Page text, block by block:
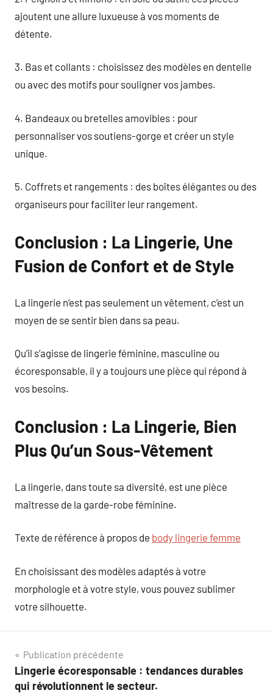
ajoutent une allure luxueuse à vos moments de
détente.
3. Bas et collants : choisissez des modèles en dentelle
ou avec des motifs pour souligner vos jambes.
4. Bandeaux ou bretelles amovibles : pour
personnaliser vos soutiens-gorge et créer un style
unique.
5. Coffrets et rangements : des boîtes élégantes ou des
organiseurs pour faciliter leur rangement.
Conclusion : La Lingerie, Une
Fusion de Confort et de Style
La lingerie n’est pas seulement un vêtement, c’est un
moyen de se sentir bien dans sa peau.
Qu’il s’agisse de lingerie féminine, masculine ou
écoresponsable, il y a toujours une pièce qui répond à
vos besoins.
Conclusion : La Lingerie, Bien
Plus Qu’un Sous-Vêtement
La lingerie, dans toute sa diversité, est une pièce
maîtresse de la garde-robe féminine.
Texte de référence à propos de body lingerie femme
En choisissant des modèles adaptés à votre
morphologie et à votre style, vous pouvez sublimer
votre silhouette.
Navigation
de
Publication précédente
Lingerie écoresponsable : tendances durables
qui révolutionnent le secteur.